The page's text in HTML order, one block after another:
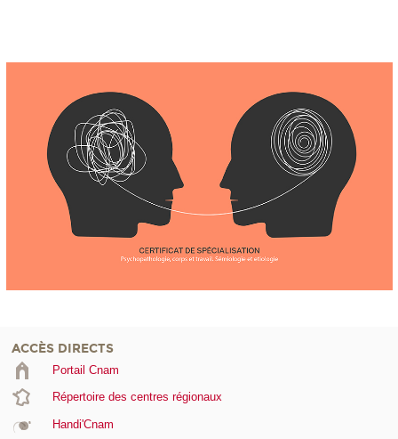
ACCÈS DIRECTS
Portail Cnam
Répertoire des centres régionaux
Handi'Cnam